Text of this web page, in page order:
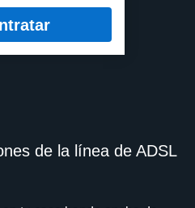
de la línea de ADSL